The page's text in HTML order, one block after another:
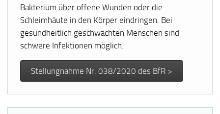
Bakterium über offene Wunden oder die
Schleimhäute in den Körper eindringen. Bei
gesundheitlich geschwächten Menschen sind
schwere Infektionen möglich.
Stellungnahme Nr. 038/2020 des BfR >